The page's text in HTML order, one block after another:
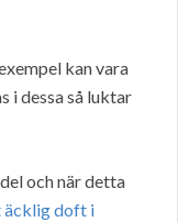
kan vara
i dessa så luktar
och när detta
doft i